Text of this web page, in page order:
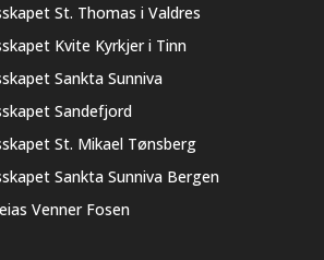
St. Thomas i Valdres
Kvite Kyrkjer i Tinn
Sankta Sunniva
Sandefjord
St. Mikael Tønsberg
Sankta Sunniva Bergen
Venner Fosen